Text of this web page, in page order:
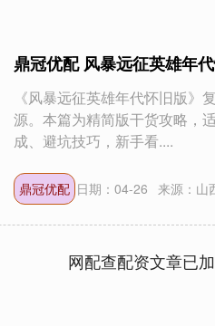
鼎冠优配 风暴远征英雄年
《风暴远征英雄年代怀旧版》
源。本篇为精简版干货攻略，
成、避坑技巧，新手看....
鼎冠优配 日期：04-26 来源：山
网配查配资文章已